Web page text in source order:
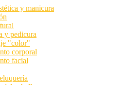
y manicura
y pedicura
"color"
corporal
facial